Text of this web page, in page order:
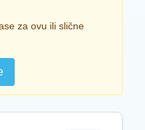
za ovu ili slične